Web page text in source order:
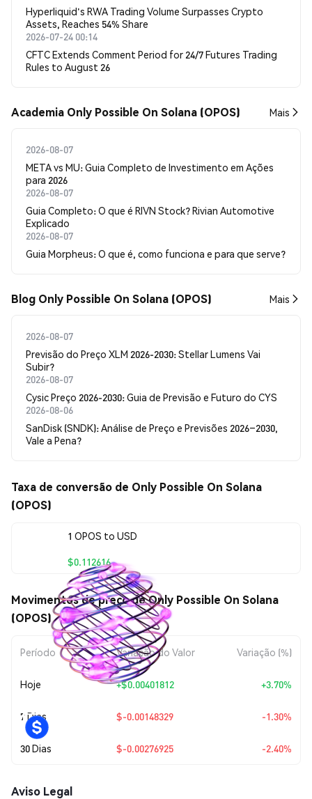
Hyperliquid's RWA Trading Volume Surpasses Crypto
Assets, Reaches 54% Share
2026-07-24 00:14
CFTC Extends Comment Period for 24/7 Futures Trading
Rules to August 26
Academia Only Possible On Solana (OPOS) Mais
2026-08-07
META vs MU: Guia Completo de Investimento em Ações
para 2026
2026-08-07
Guia Completo: O que é RIVN Stock? Rivian Automotive
Explicado
2026-08-07
Guia Morpheus: O que é, como funciona e para que serve?
Blog Only Possible On Solana (OPOS) Mais
2026-08-07
Previsão do Preço XLM 2026-2030: Stellar Lumens Vai
Subir?
2026-08-07
Cysic Preço 2026-2030: Guia de Previsão e Futuro do CYS
2026-08-06
SanDisk (SNDK): Análise de Preço e Previsões 2026–2030,
Vale a Pena?
Taxa de conversão de Only Possible On Solana
(OPOS)
1 OPOS to USD
$0.112616
Movimentos de preço de Only Possible On Solana
(OPOS)
Período Variação do Valor Variação (%)
Hoje +$0.00401812 +3.70%
7 Dias $-0.00148329 -1.30%
30 Dias $-0.00276925 -2.40%
Aviso Legal